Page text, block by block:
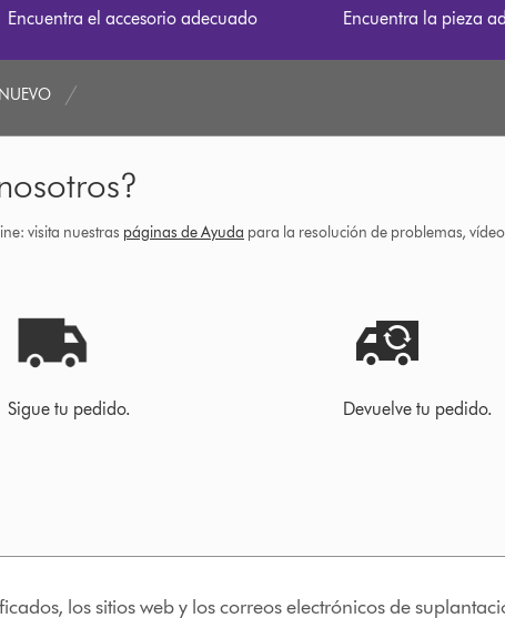
Encuentra el accesorio adecuado Encuentra la pieza
visita nuestras páginas de Ayuda para la resolución de problemas,
Sigue tu pedido. Devuelve tu pedido.
los sitios web y los correos electrónicos de